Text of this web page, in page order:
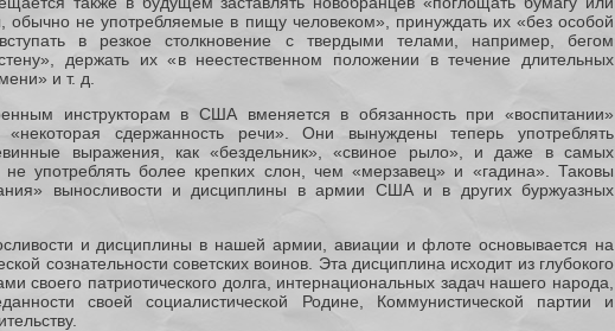
обычно не употребляемые в пищу человеком», принуждать их «без особой
в резкое столкновение с твердыми телами, например, бегом
держать их «в неестественном положении в течение длительных
и т. д.
инструкторам в США вменяется в обязанность при «воспитании»
«некоторая сдержанность речи». Они вынуждены теперь употреблять
выражения, как «бездельник», «свиное рыло», и даже в самых
не употреблять более крепких слон, чем «мерзавец» и «гадина». Таковы
выносливости и дисциплины в армии США и в других буржуазных
и дисциплины в нашей армии, авиации и флоте основывается на
сознательности советских воинов. Эта дисциплина исходит из глубокого
своего патриотического долга, интернациональных задач нашего народа,
своей социалистической Родине, Коммунистической партии и